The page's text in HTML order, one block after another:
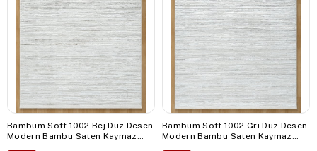
Bambum Soft 1002 Bej Düz Desen
Modern Bambu Saten Kaymaz
Bambum Soft 1002 Gri Düz Desen
Modern Bambu Saten Kaymaz